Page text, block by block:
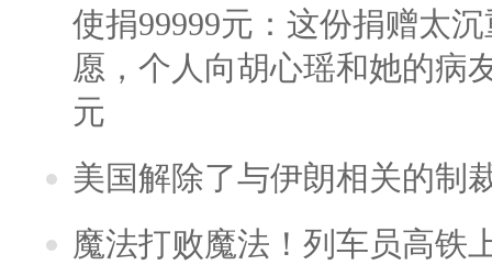
使捐99999元：这份捐赠太
愿，个人向胡心瑶和她的病
元
美国解除了与伊朗相关的制
魔法打败魔法！列车员高铁